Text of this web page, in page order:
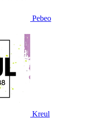
Pebeo
Kreul